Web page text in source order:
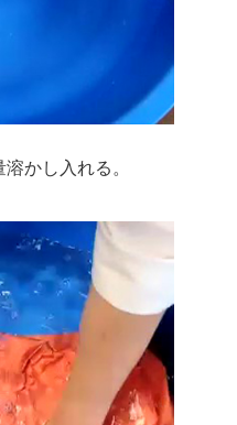
かし入れる。